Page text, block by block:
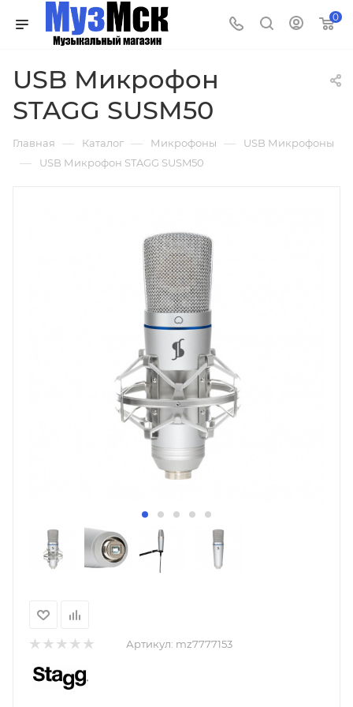
0
USB Микрофон
STAGG SUSM50
Главная — Каталог — Микрофоны — USB Микрофоны
— USB Микрофон STAGG SUSM50
Артикул: mz7777153